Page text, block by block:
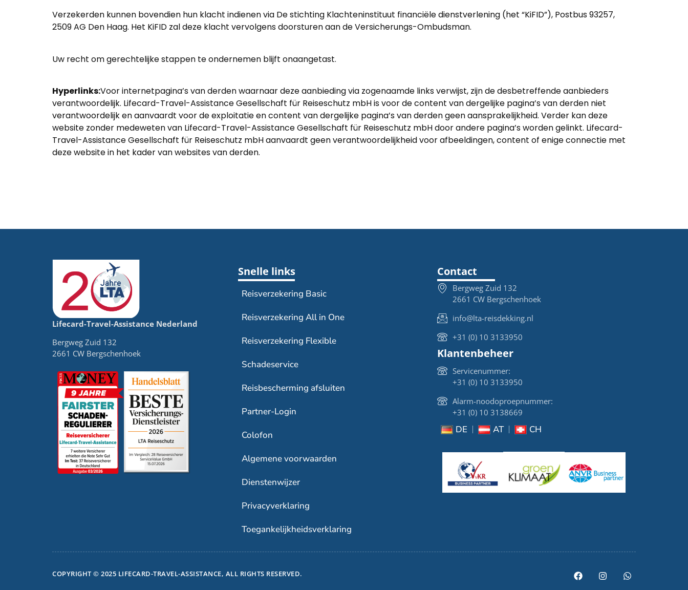
Verzekerden kunnen bovendien hun klacht indienen via De stichting Klachteninstituut financiële dienstverlening (het “KiFID”), Postbus 93257,
2509 AG Den Haag. Het KiFID zal deze klacht vervolgens doorsturen aan de Versicherungs-Ombudsman.
Uw recht om gerechtelijke stappen te ondernemen blijft onaangetast.
Hyperlinks:Voor internetpagina’s van derden waarnaar deze aanbieding via zogenaamde links verwijst, zijn de desbetreffende aanbieders
verantwoordelijk. Lifecard-Travel-Assistance Gesellschaft für Reiseschutz mbH is voor de content van dergelijke pagina’s van derden niet
verantwoordelijk en aanvaardt voor de exploitatie en content van dergelijke pagina’s van derden geen aansprakelijkheid. Verder kan deze
website zonder medeweten van Lifecard-Travel-Assistance Gesellschaft für Reiseschutz mbH door andere pagina’s worden gelinkt. Lifecard-
Travel-Assistance Gesellschaft für Reiseschutz mbH aanvaardt geen verantwoordelijkheid voor afbeeldingen, content of enige connectie met
deze website in het kader van websites van derden.
Lifecard-Travel-Assistance Nederland
Bergweg Zuid 132
2661 CW Bergschenhoek​​
Snelle links
Reisverzekering Basic
Reisverzekering All in One
Reisverzekering Flexible
Schadeservice
Reisbescherming afsluiten
Partner-Login
Colofon
Algemene voorwaarden
Dienstenwijzer
Privacyverklaring
Toegankelijkheidsverklaring
Contact
Bergweg Zuid 132
2661 CW Bergschenhoek
info@lta-reisdekking.nl
+31 (0) 10 3133950
Klantenbeheer
Servicenummer:
+31 (0) 10 3133950
Alarm-noodoproepnummer:
+31 (0) 10 3138669
DE AT CH
COPYRIGHT © 2025 LIFECARD-TRAVEL-ASSISTANCE, ALL RIGHTS RESERVED.